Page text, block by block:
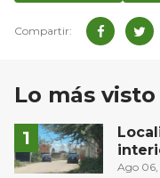
Lo más visto
Ago